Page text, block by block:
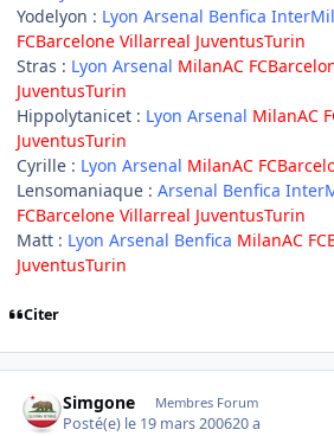
Yodelyon : Lyon Arsenal Benfica
FCBarcelone Villarreal JuventusTurin
Stras : Lyon Arsenal MilanAC
JuventusTurin
Hippolytanicet : Lyon Arsenal MilanAC
JuventusTurin
Cyrille : Lyon Arsenal MilanAC
Lensomaniaque : Arsenal Benfica
FCBarcelone Villarreal JuventusTurin
Matt : Lyon Arsenal Benfica MilanAC
JuventusTurin
Citer
Simgone Membres Forum
Posté(e) le 19 mars 200620 a